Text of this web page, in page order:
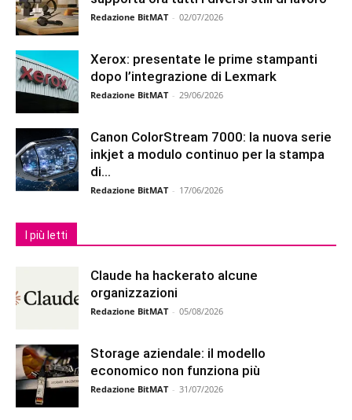
Redazione BitMAT - 02/07/2026
Xerox: presentate le prime stampanti
dopo l’integrazione di Lexmark
Redazione BitMAT - 29/06/2026
Canon ColorStream 7000: la nuova serie
inkjet a modulo continuo per la stampa
di...
Redazione BitMAT - 17/06/2026
I più letti
Claude ha hackerato alcune
organizzazioni
Redazione BitMAT - 05/08/2026
Storage aziendale: il modello
economico non funziona più
Redazione BitMAT - 31/07/2026